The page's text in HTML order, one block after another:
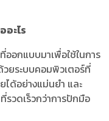
ะไร
ออกแบบมาเพื่อใช้ในการ
ยระบบคอมพิวเตอร์ที่
ได้อย่างแม่นยำ และ
รวดเร็วกว่าการปักมือ